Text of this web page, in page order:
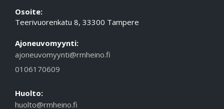
Osoite:
Teerivuorenkatu 8, 33300 Tampere
Ajoneuvomyynti:
ajoneuvomyynti@rmheino.fi
0106170609
Huolto:
huolto@rmheino.fi